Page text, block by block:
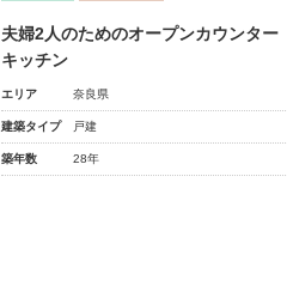
夫婦2人のためのオープンカウンター
キッチン
エリア 奈良県
建築タイプ 戸建
築年数 28年